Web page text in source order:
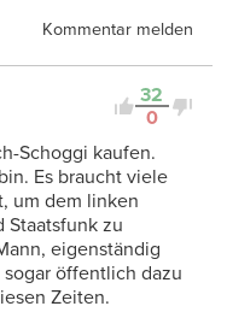
Kommentar melden
32
0
Schoggi kaufen.
Es braucht viele
um dem linken
Staatsfunk zu
eigenständig
öffentlich dazu
Zeiten.